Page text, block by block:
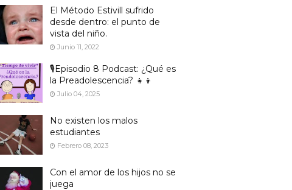
El Método Estivill sufrido
desde dentro: el punto de
vista del niño.
Junio 11, 2022
🎙️Episodio 8 Podcast: ¿Qué es
la Preadolescencia? 👧👦
Julio 04, 2025
No existen los malos
estudiantes
Febrero 08, 2023
Con el amor de los hijos no se
juega